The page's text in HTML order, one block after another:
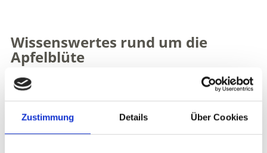
Zustimmung Details Über Cookies
Wissenswertes rund um die
Apfelblüte
Apfelblüte im Vinschgau: Wann beginnt das
Die Apfelblüte im Vinschgau ist jedes Jahr ein
spektakuläres Ereignis. Doch wann genau die ersten